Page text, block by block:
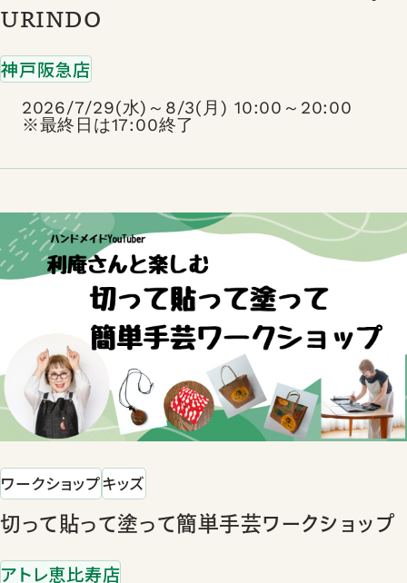
URINDO
神戸阪急店
2026/7/29(水)～8/3(月) 10:00～20:00
※最終日は17:00終了
ワークショップキッズ
切って貼って塗って簡単手芸ワークショップ
アトレ恵比寿店